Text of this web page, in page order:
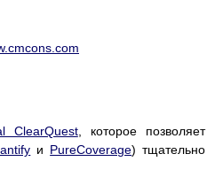
ClearQuest, которое позволяет
и PureCoverage) тщательно